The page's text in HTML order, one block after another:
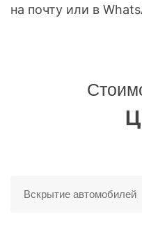
на почту или в
Вскрытие автомобилей